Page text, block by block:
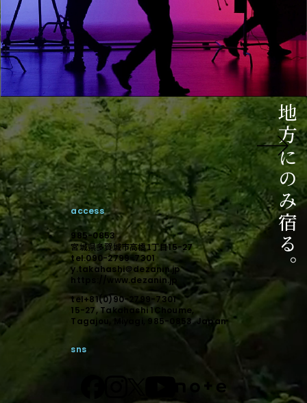
世界が求める本質は、地方にのみ宿る。
相談からのスタートでも構いません。
未来に向けて顕在化しましょう。
ご相談はこちら
デザインで顕在化する。
access
985-0853
宮城県多賀城市高橋1丁目15-27
tel.090-2799-7301
y.takahashi＠dezanin.jp
https://www.dezanin.jp
tel+81(0)90-2799-7301
15-27, Takahashi 1Choume,
Tagajou, Miyagi, 985-0853. Japan
sns